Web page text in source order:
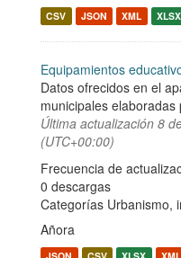
CSV JSON XML XLSX
Equipamientos
Datos ofrecidos en el
municipales elaboradas
Última actualización 8
(UTC+00:00)
Frecuencia de
0 descargas
Categorías Urbanismo,
Añora